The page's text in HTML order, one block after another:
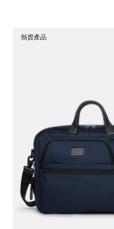
熱賣產品